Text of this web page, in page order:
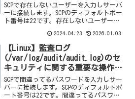
録：scp 接続失敗(存在しないユ
ーザー)の確認手順
SCPで存在しないユーザーを入力しサーバ
ーに接続します。SCPのディフォルトポー
ト番号は22です。存在しないユーザーの
証情報ログを確認するには
/var/log/auth.log を参照します。
2024.04.23 2026.01.03
【Linux】監査ログ
(/var/log/audit/audit.log)のセ
キュリティに関する重要な操作記
録：scp 接続失敗(パスワード不
一致)の確認手順
SCPで間違ってるパスワードを入力しサー
バーに接続します。SCPのディフォルトポ
ート番号は22です。間違ってるパスワー